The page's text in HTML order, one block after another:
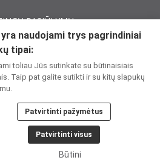
PASIŪLYMŲ:
su 22CPrivatumo politika
naudojami trys pagrindiniai
tipai:
toliau Jūs sutinkate su būtinaisiais
Taip pat galite sutikti ir su kitų slapukų
Patvirtinti pažymėtus
Patvirtinti visus
Būtini